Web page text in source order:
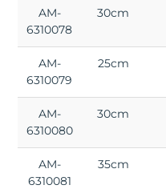
AM-
6310078
30cm
AM-
6310079
25cm
AM-
6310080
30cm
AM-
6310081
35cm